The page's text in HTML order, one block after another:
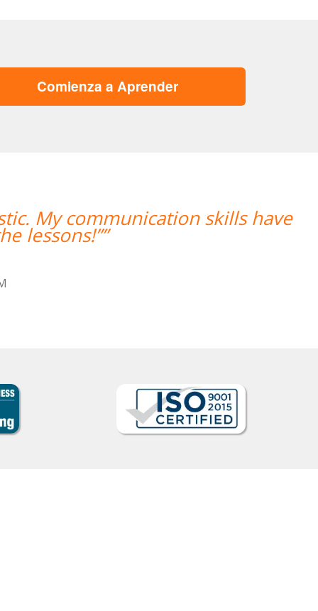
Comienza a Aprender
have “”Hemos realizado